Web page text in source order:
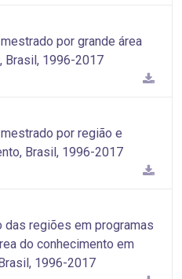
por grande área
Brasil, 1996-2017
por região e
Brasil, 1996-2017
regiões em programas
do conhecimento em
1996-2017